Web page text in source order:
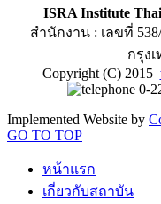
ISRA Institute
สำนักงาน : เลขที่
กรุง
Copyright (C) 2015
0-
Implemented Website by
GO TO TOP
หน้าแรก
เกี่ยวกับสถาบัน